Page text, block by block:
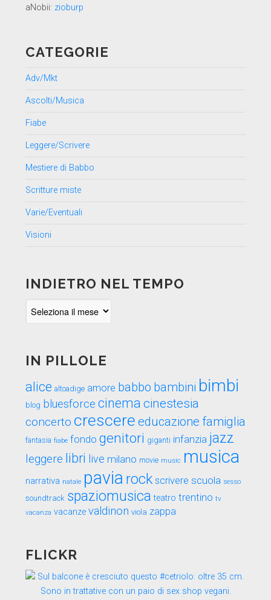
aNobii: zioburp
CATEGORIE
Adv/Mkt
Ascolti/Musica
Fiabe
Leggere/Scrivere
Mestiere di Babbo
Scritture miste
Varie/Eventuali
Visioni
INDIETRO NEL TEMPO
IN PILLOLE
alice altoadige amore babbo bambini bimbi
blog bluesforce cinema cinestesia
concerto crescere educazione famiglia
fantasia fiabe fondo genitori giganti infanzia jazz
leggere libri live milano movie music musica
narrativa natale pavia rock scrivere scuola sesso
soundtrack spaziomusica teatro trentino tv
vacanza vacanze valdinon viola zappa
FLICKR